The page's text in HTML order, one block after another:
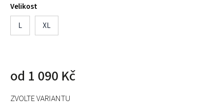
Velikost
L
XL
od 1 090 Kč
ZVOLTE VARIANTU